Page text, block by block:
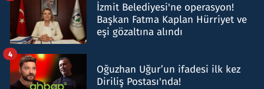
İzmit Belediyesi'ne operasyon!
Başkan Fatma Kaplan Hürriyet ve
eşi gözaltına alındı
Oğuzhan Uğur’un ifadesi ilk kez
Diriliş Postası'nda!
4